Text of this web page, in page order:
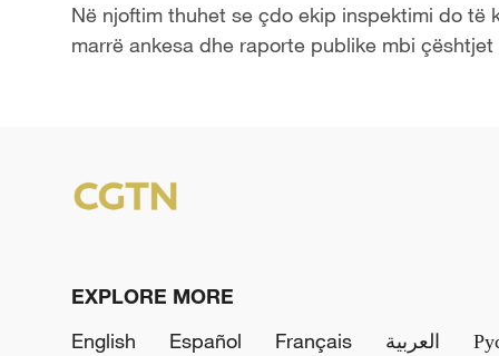
Në njoftim thuhet se çdo ekip inspektimi do të
marrë ankesa dhe raporte publike mbi
EXPLORE MORE
English
Español Français العربية